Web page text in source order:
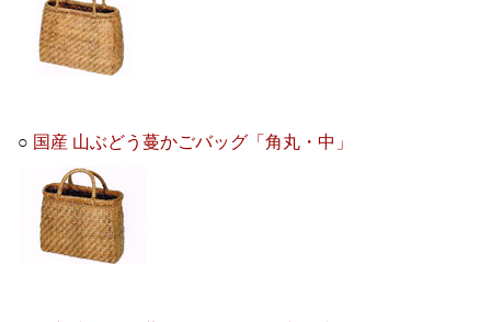
○ 国産 山ぶどう蔓かごバッグ「角丸・中」